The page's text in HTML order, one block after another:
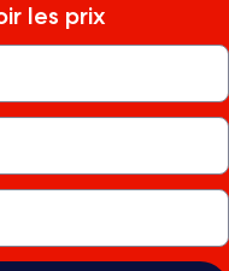
les prix